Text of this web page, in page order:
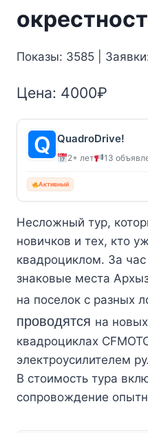
Показы: 3585 |
Цена: 4000₽
QuadroDrive!
2+ лет 13
Активный
Несложный тур,
новичков и тех, кто
квадроциклом. За
знаковые места
на поселок с разных
проводятся на
квадроциклах
электроусилителем
В стоимость тура
сопровождение